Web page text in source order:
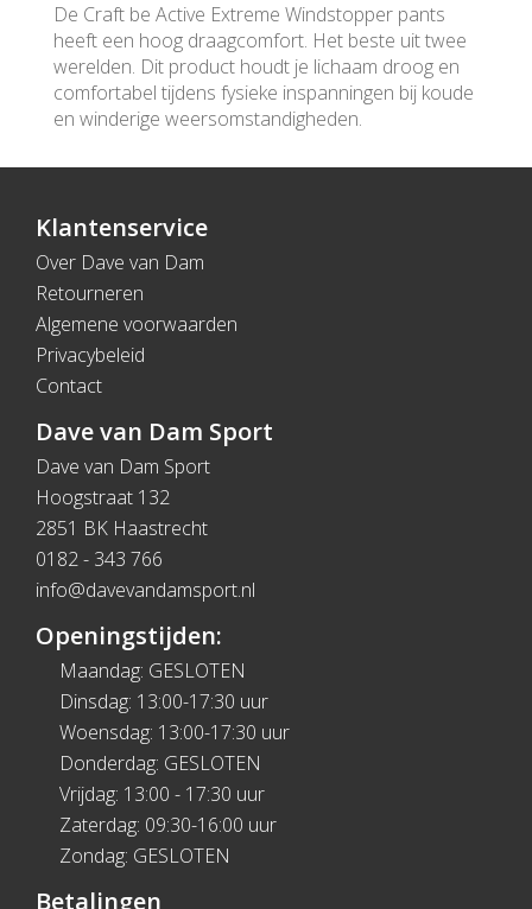
De Craft be Active Extreme Windstopper pants
heeft een hoog draagcomfort. Het beste uit twee
werelden. Dit product houdt je lichaam droog en
comfortabel tijdens fysieke inspanningen bij koude
en winderige weersomstandigheden.
Klantenservice
Over Dave van Dam
Retourneren
Algemene voorwaarden
Privacybeleid
Contact
Dave van Dam Sport
Dave van Dam Sport
Hoogstraat 132
2851 BK Haastrecht
0182 - 343 766
info@davevandamsport.nl
Openingstijden:
Maandag: GESLOTEN
Dinsdag: 13:00-17:30 uur
Woensdag: 13:00-17:30 uur
Donderdag: GESLOTEN
Vrijdag: 13:00 - 17:30 uur
Zaterdag: 09:30-16:00 uur
Zondag: GESLOTEN
Betalingen